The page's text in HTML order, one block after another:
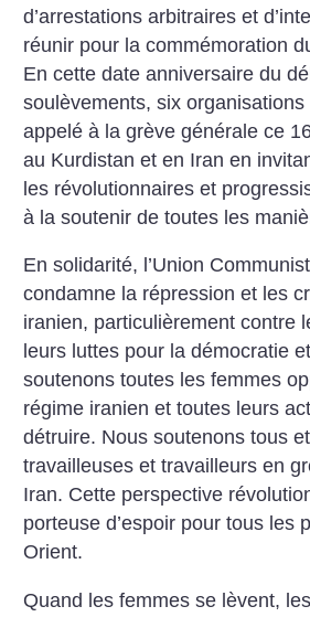
d’arrestations arbitraires et
réunir pour la commémoration
En cette date anniversaire du
soulèvements, six organisations
appelé à la grève générale ce
au Kurdistan et en Iran en
les révolutionnaires et
à la soutenir de toutes les
En solidarité, l’Union
condamne la répression et les
iranien, particulièrement contre
leurs luttes pour la démocratie
soutenons toutes les femmes
régime iranien et toutes leurs
détruire. Nous soutenons tous
travailleuses et travailleurs en
Iran. Cette perspective
porteuse d’espoir pour tous les
Orient.
Quand les femmes se lèvent,